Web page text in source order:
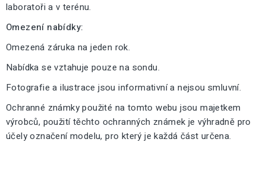
laboratoři a v terénu.
Omezení nabídky:
Omezená záruka na jeden rok.
Nabídka se vztahuje pouze na sondu.
Fotografie a ilustrace jsou informativní a nejsou smluvní.
Ochranné známky použité na tomto webu jsou majetkem
výrobců, použití těchto ochranných známek je výhradně pro
účely označení modelu, pro který je každá část určena.